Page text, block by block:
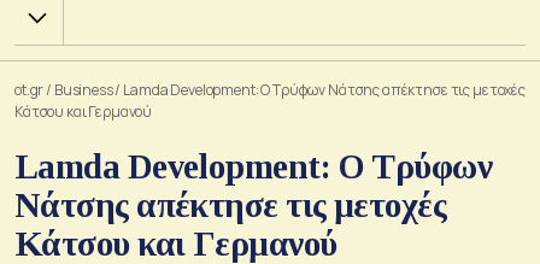
Χ.Α.
ot.gr/ Business/ Lamda Development: Ο Τρύφων Νάτσης απέκτησε τις μετοχές
Κάτσου και Γερμανού
Lamda Development: Ο Τρύφων
Νάτσης απέκτησε τις μετοχές
Κάτσου και Γερμανού